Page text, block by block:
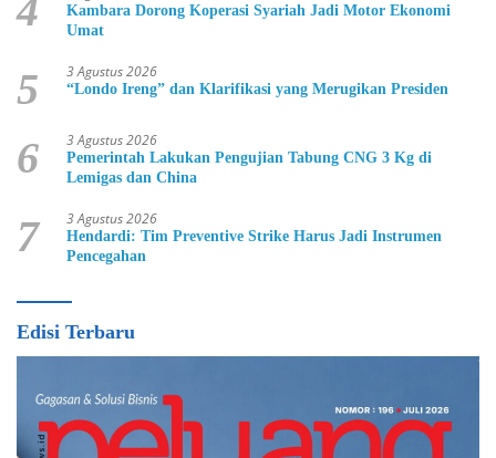
4
Kambara Dorong Koperasi Syariah Jadi Motor Ekonomi
Umat
5 3 Agustus 2026
“Londo Ireng” dan Klarifikasi yang Merugikan Presiden
6 3 Agustus 2026
Pemerintah Lakukan Pengujian Tabung CNG 3 Kg di
Lemigas dan China
7 3 Agustus 2026
Hendardi: Tim Preventive Strike Harus Jadi Instrumen
Pencegahan
Edisi Terbaru